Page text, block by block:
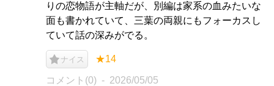
りの恋物語が主軸だが、別編は家系の血みたいな
面も書かれていて、三葉の両親にもフォーカスし
ていて話の深みがでる。
ナイス ★14
コメント(0) 2026/05/05